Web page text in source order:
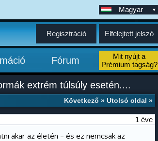
Magyar
Regisztráció Elfelejtett jelszó
Fórum
Mit nyújt a
Prémium tagság?
extrém túlsúly esetén....
Következő » Utolsó oldal »
1 éve
akar az életén – és ez nemcsak az